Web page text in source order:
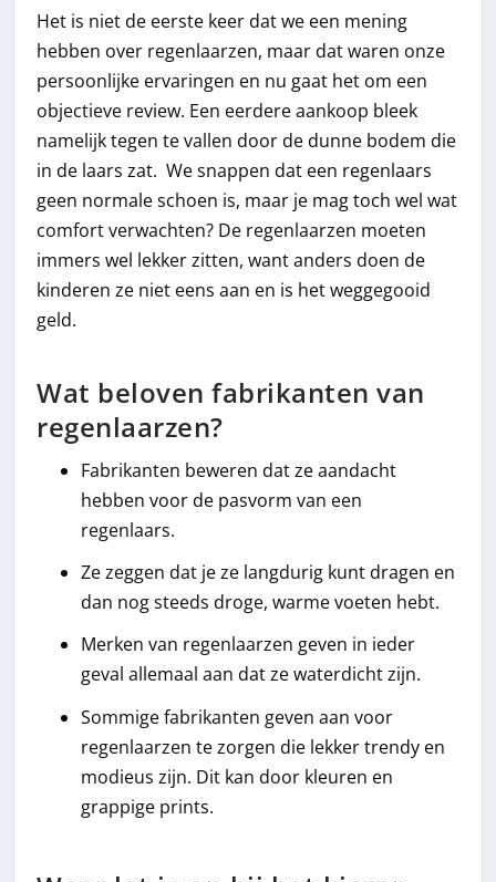
Het is niet de eerste keer dat we een mening
hebben over regenlaarzen, maar dat waren onze
persoonlijke ervaringen en nu gaat het om een
objectieve review. Een eerdere aankoop bleek
namelijk tegen te vallen door de dunne bodem die
in de laars zat. We snappen dat een regenlaars
geen normale schoen is, maar je mag toch wel wat
comfort verwachten? De regenlaarzen moeten
immers wel lekker zitten, want anders doen de
kinderen ze niet eens aan en is het weggegooid
geld.
Wat beloven fabrikanten van
regenlaarzen?
Fabrikanten beweren dat ze aandacht
hebben voor de pasvorm van een
regenlaars.
Ze zeggen dat je ze langdurig kunt dragen en
dan nog steeds droge, warme voeten hebt.
Merken van regenlaarzen geven in ieder
geval allemaal aan dat ze waterdicht zijn.
Sommige fabrikanten geven aan voor
regenlaarzen te zorgen die lekker trendy en
modieus zijn. Dit kan door kleuren en
grappige prints.